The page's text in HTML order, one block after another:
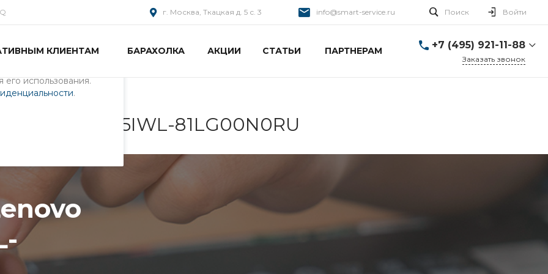
и
использования.
.
г. Москва, Ткацкая д. 5 с. 3 info@smart-service.ru Поиск Войти
КЛИЕНТАМ БАРАХОЛКА АКЦИИ СТАТЬИ ПАРТНЕРАМ
+7 (495) 921-11-88
Заказать звонок
L340-15IWL-81LG00N0RU